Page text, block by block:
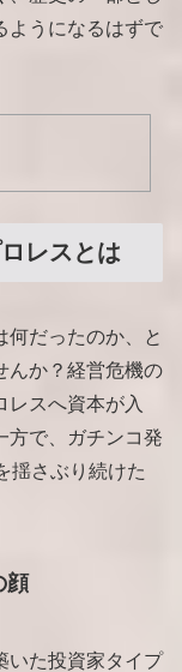
ようになるはずで
レスとは
何だったのか、と
んか？経営危機の
レスへ資本が入
方で、ガチンコ発
揺さぶり続けた
顔
いた投資家タイプ